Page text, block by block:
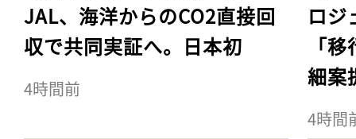
JAL、海洋からのCO2直接回
収で共同実証へ。日本初
4時間前
ロジ
「
細案
4時間